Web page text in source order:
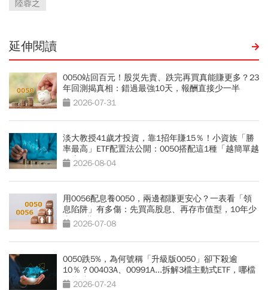
陸蓉之
延伸閱讀
0050站回百元！股災先賣、跌完再買真能賺更多？23
年回測揭真相：錯過最強10天，報酬直接少一半
2026-07-31
淡大教授41歲才投資，靠1招年賺15％！小資族「勝
率最高」ETF配置法公開：0050搭配這1種「越簡單越
好賺」
2026-08-04
用0056配息養0050，兩邊都賺更安心？一表看「領
息陷阱」有多傷：先買高股息、再存市值型，10年少
賺330萬
2026-07-08
0050跌5%，為何號稱「升級版0050」卻下殺逾
10％？00403A、00991A...拆解3檔主動式ETF，哪檔
最抗跌？
2026-07-24